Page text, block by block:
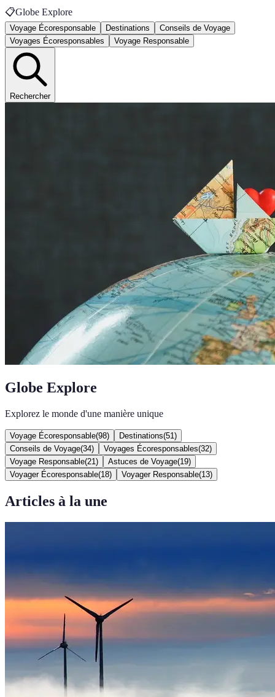
📋Globe Explore
Voyage Écoresponsable Destinations
Conseils de Voyage
Voyages Écoresponsables
Voyage Responsable
Rechercher
Globe Explore
Explorez le monde d'une manière unique
Voyage Écoresponsable(98) Destinations(51 )
Conseils de Voyage(34) Voyages Écoresponsables(32)
Voyage Responsable(21 ) Astuces de Voyage(19)
Voyager Écoresponsable(18) Voyager Responsable(13)
Articles à la une